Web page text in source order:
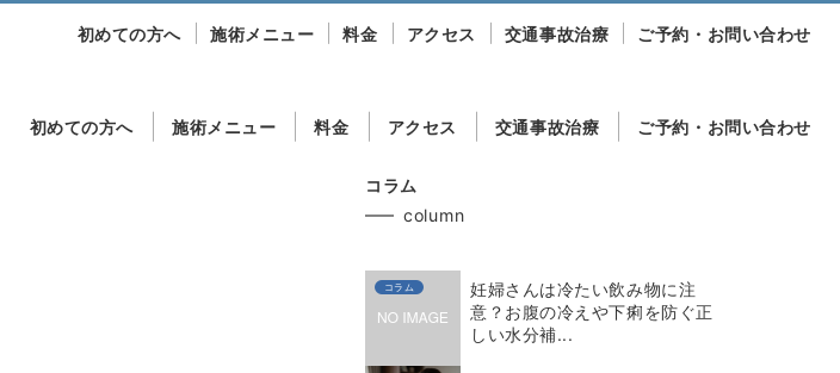
初めての方へ 施術メニュー 料金 アクセス 交通事故治療 ご予約・お問い合わせ
初めての方へ 施術メニュー 料金 アクセス 交通事故治療 ご予約・お問い合わせ
コラム
column
コラム
妊婦さんは冷たい飲み物に注
意？お腹の冷えや下痢を防ぐ正
しい水分補...